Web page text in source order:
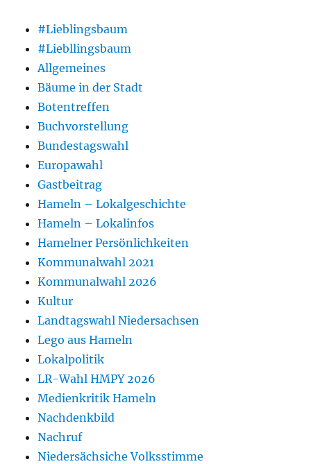
#Lieblingsbaum
#Liebllingsbaum
Allgemeines
Bäume in der Stadt
Botentreffen
Buchvorstellung
Bundestagswahl
Europawahl
Gastbeitrag
Hameln – Lokalgeschichte
Hameln – Lokalinfos
Hamelner Persönlichkeiten
Kommunalwahl 2021
Kommunalwahl 2026
Kultur
Landtagswahl Niedersachsen
Lego aus Hameln
Lokalpolitik
LR-Wahl HMPY 2026
Medienkritik Hameln
Nachdenkbild
Nachruf
Niedersächsiche Volksstimme